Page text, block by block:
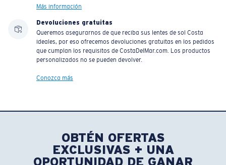
Más información
Devoluciones gratuitas
Queremos asegurarnos de que reciba sus lentes de sol Costa
ideales, por eso ofrecemos devoluciones gratuitas en los pedidos
que cumplan los requisitos de CostaDelMar.com. Los productos
personalizados no se pueden devolver.
Conozca más
OBTÉN OFERTAS
EXCLUSIVAS + UNA
OPORTUNIDAD DE GANAR